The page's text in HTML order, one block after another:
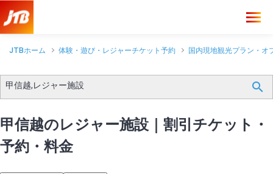
JTBホーム 体験・遊び・レジャーチケット予約 国内現地観光プラン・オ
甲信越,レジャー施設
甲信越のレジャー施設｜割引チケット・
予約・料金